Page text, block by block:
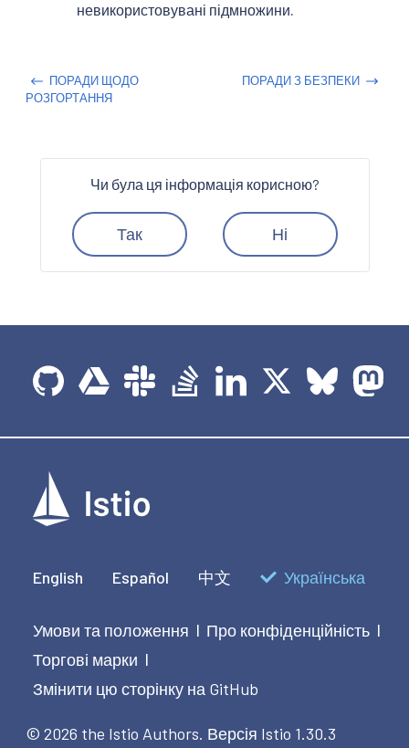
невикористовувані підмножини.
ПОРАДИ ЩОДО
РОЗГОРТАННЯ
ПОРАДИ З БЕЗПЕКИ
Чи була ця інформація корисною?
Так Ні
English Español 中文 Українська
Умови та положення | Про конфіденційність |
Торгові марки |
Змінити цю сторінку на GitHub
© 2026 the Istio Authors. Версія Istio 1.30.3